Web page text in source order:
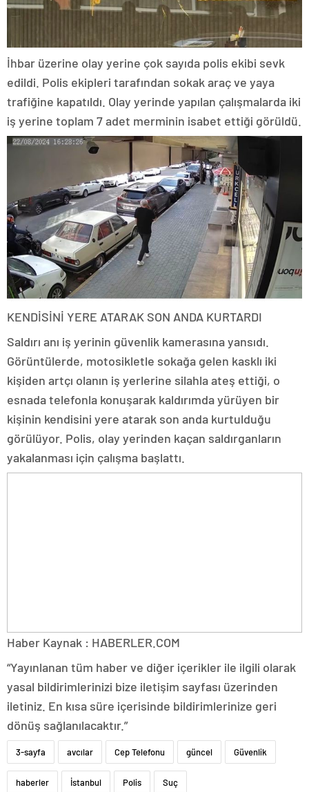
İhbar üzerine olay yerine çok sayıda polis ekibi sevk
edildi. Polis ekipleri tarafından sokak araç ve yaya
trafiğine kapatıldı. Olay yerinde yapılan çalışmalarda iki
iş yerine toplam 7 adet merminin isabet ettiği görüldü.
KENDİSİNİ YERE ATARAK SON ANDA KURTARDI
Saldırı anı iş yerinin güvenlik kamerasına yansıdı.
Görüntülerde, motosikletle sokağa gelen kasklı iki
kişiden artçı olanın iş yerlerine silahla ateş ettiği, o
esnada telefonla konuşarak kaldırımda yürüyen bir
kişinin kendisini yere atarak son anda kurtulduğu
görülüyor. Polis, olay yerinden kaçan saldırganların
yakalanması için çalışma başlattı.
Haber Kaynak : HABERLER.COM
“Yayınlanan tüm haber ve diğer içerikler ile ilgili olarak
yasal bildirimlerinizi bize iletişim sayfası üzerinden
iletiniz. En kısa süre içerisinde bildirimlerinize geri
dönüş sağlanılacaktır.”
3-sayfa avcılar Cep Telefonu güncel Güvenlik
haberler İstanbul Polis Suç